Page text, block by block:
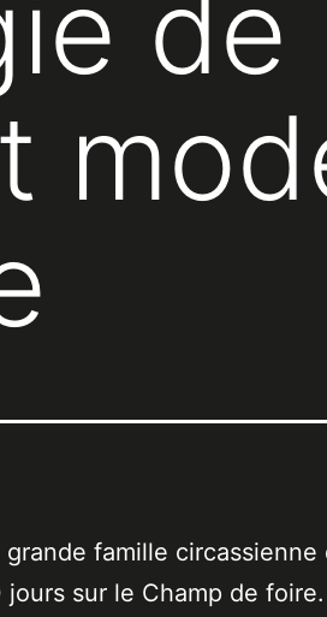
de
famille
jours sur le Champ de